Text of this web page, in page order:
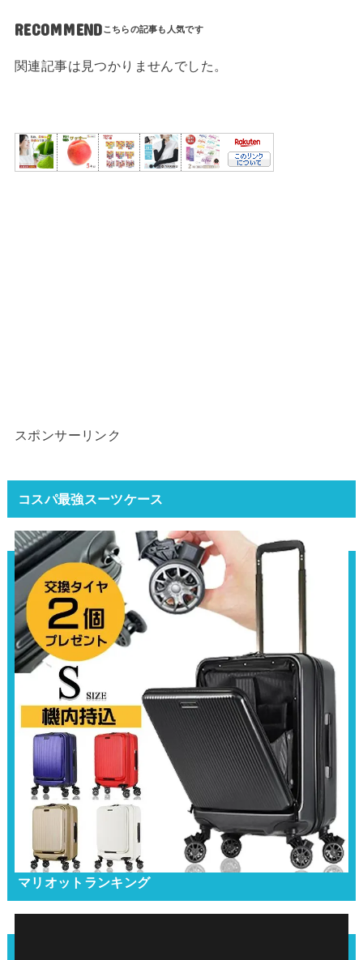
RECOMMEND
関連記事は見つかりませんでした。
スポンサーリンク
コスパ最強スーツケース
マリオットランキング